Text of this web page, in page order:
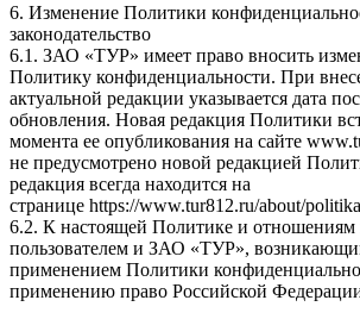
6. Изменение Политики
законодательство
6.1. ЗАО «ТУР» имеет право вносить
Политику конфиденциальности. При
актуальной редакции указывается дата
обновления. Новая редакция Политики
момента ее опубликования на сайте
не предусмотрено новой редакцией
редакция всегда находится на
странице https://www.tur812.ru/about/
6.2. К настоящей Политике и
пользователем и ЗАО «ТУР»,
применением Политики
применению право Российской